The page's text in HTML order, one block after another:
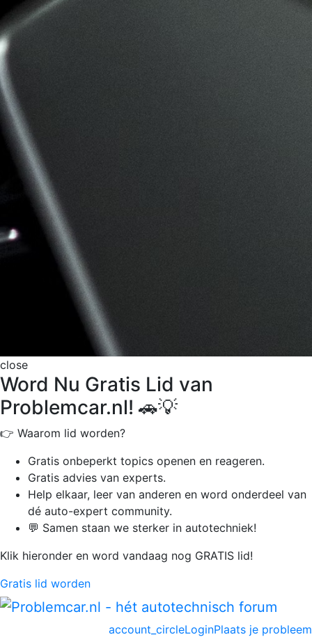
close
Word Nu Gratis Lid van
Problemcar.nl! 🚗💡
👉 Waarom lid worden?
Gratis onbeperkt topics openen en reageren.
Gratis advies van experts.
Help elkaar, leer van anderen en word onderdeel van
dé auto-expert community.
💬 Samen staan we sterker in autotechniek!
Klik hieronder en word vandaag nog GRATIS lid!
Gratis lid worden
Plaats je probleem
account_circleLogin